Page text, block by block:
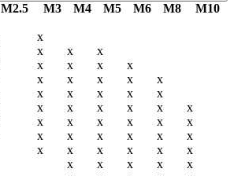
М2.5 М3 М4 М5 М6 М8
М10
х
х х
х
х х х
х
х х х х
х
х х х х
х
х х х х х
х
х х х х х
х
х х х х х
х
х х х х х
х
х х х х
х